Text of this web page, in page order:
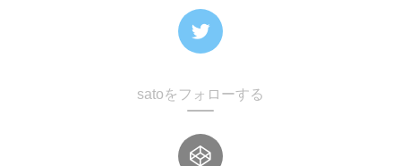
satoをフォローする